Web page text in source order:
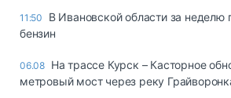
11:50
В Ивановской области за неделю
бензин
06.08 На трассе Курск – Касторное
метровый мост через реку